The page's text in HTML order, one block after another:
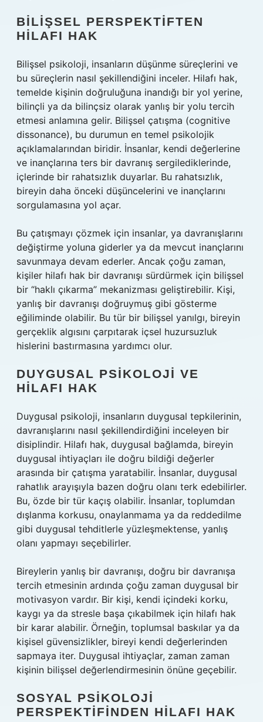
BILIŞSEL PERSPEKTIFTEN
HILAFI HAK
Bilişsel psikoloji, insanların düşünme süreçlerini ve
bu süreçlerin nasıl şekillendiğini inceler. Hilafı hak,
temelde kişinin doğruluğuna inandığı bir yol yerine,
bilinçli ya da bilinçsiz olarak yanlış bir yolu tercih
etmesi anlamına gelir. Bilişsel çatışma (cognitive
dissonance), bu durumun en temel psikolojik
açıklamalarından biridir. İnsanlar, kendi değerlerine
ve inançlarına ters bir davranış sergilediklerinde,
içlerinde bir rahatsızlık duyarlar. Bu rahatsızlık,
bireyin daha önceki düşüncelerini ve inançlarını
sorgulamasına yol açar.
Bu çatışmayı çözmek için insanlar, ya davranışlarını
değiştirme yoluna giderler ya da mevcut inançlarını
savunmaya devam ederler. Ancak çoğu zaman,
kişiler hilafı hak bir davranışı sürdürmek için bilişsel
bir “haklı çıkarma” mekanizması geliştirebilir. Kişi,
yanlış bir davranışı doğruymuş gibi gösterme
eğiliminde olabilir. Bu tür bir bilişsel yanılgı, bireyin
gerçeklik algısını çarpıtarak içsel huzursuzluk
hislerini bastırmasına yardımcı olur.
DUYGUSAL PSIKOLOJI VE
HILAFI HAK
Duygusal psikoloji, insanların duygusal tepkilerinin,
davranışlarını nasıl şekillendirdiğini inceleyen bir
disiplindir. Hilafı hak, duygusal bağlamda, bireyin
duygusal ihtiyaçları ile doğru bildiği değerler
arasında bir çatışma yaratabilir. İnsanlar, duygusal
rahatlık arayışıyla bazen doğru olanı terk edebilirler.
Bu, özde bir tür kaçış olabilir. İnsanlar, toplumdan
dışlanma korkusu, onaylanmama ya da reddedilme
gibi duygusal tehditlerle yüzleşmektense, yanlış
olanı yapmayı seçebilirler.
Bireylerin yanlış bir davranışı, doğru bir davranışa
tercih etmesinin ardında çoğu zaman duygusal bir
motivasyon vardır. Bir kişi, kendi içindeki korku,
kaygı ya da stresle başa çıkabilmek için hilafı hak
bir karar alabilir. Örneğin, toplumsal baskılar ya da
kişisel güvensizlikler, bireyi kendi değerlerinden
sapmaya iter. Duygusal ihtiyaçlar, zaman zaman
kişinin bilişsel değerlendirmesinin önüne geçebilir.
SOSYAL PSIKOLOJI
PERSPEKTIFINDEN HILAFI HAK